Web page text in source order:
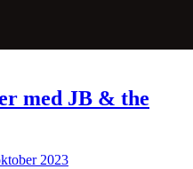
med JB & the
2023